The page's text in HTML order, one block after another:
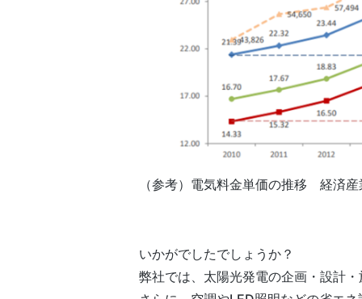
（参考）電気料金単価の推移 経済
いかがでしたでしょうか？
弊社では、太陽光発電の企画・設計